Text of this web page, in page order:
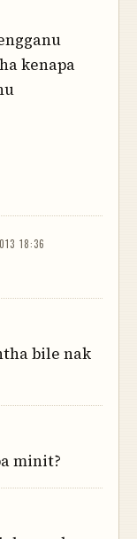
kenapa
18:36
bile nak
minit?